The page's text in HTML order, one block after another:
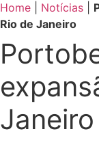
Home Notícias
Rio de Janeiro
Janeiro